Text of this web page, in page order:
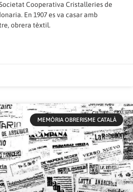
Cooperativa Cristalleries de
En 1907 es va casar amb
obrera tèxtil.
MEMÒRIA OBRERISME CATALÀ